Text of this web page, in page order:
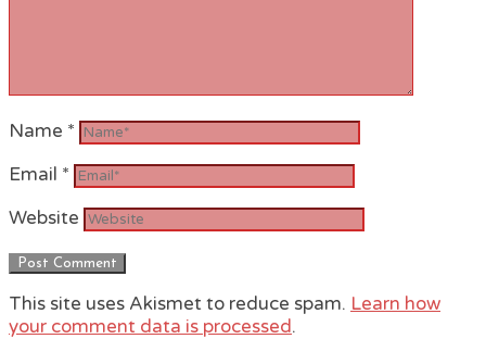
Name *
Email *
Website
This site uses Akismet to reduce spam. Learn how
your comment data is processed.